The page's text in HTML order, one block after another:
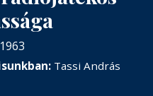
Tassi András